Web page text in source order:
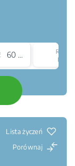
60 cm
Rodzaj
płyty
Lista życzeń
Porównaj